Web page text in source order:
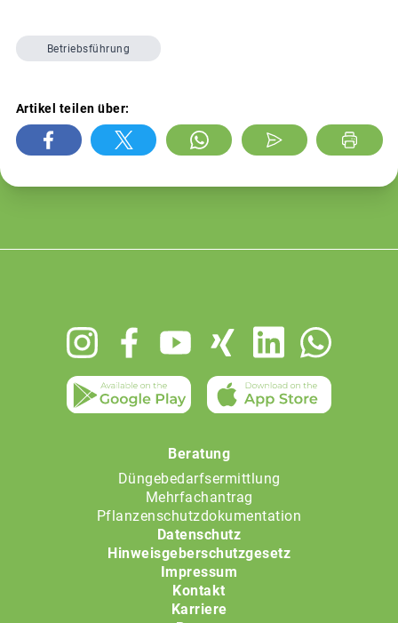
Betriebsführung
Artikel teilen über:
Beratung
Düngebedarfsermittlung
Mehrfachantrag
Pflanzenschutzdokumentation
Datenschutz
Hinweisgeberschutzgesetz
Impressum
Kontakt
Karriere